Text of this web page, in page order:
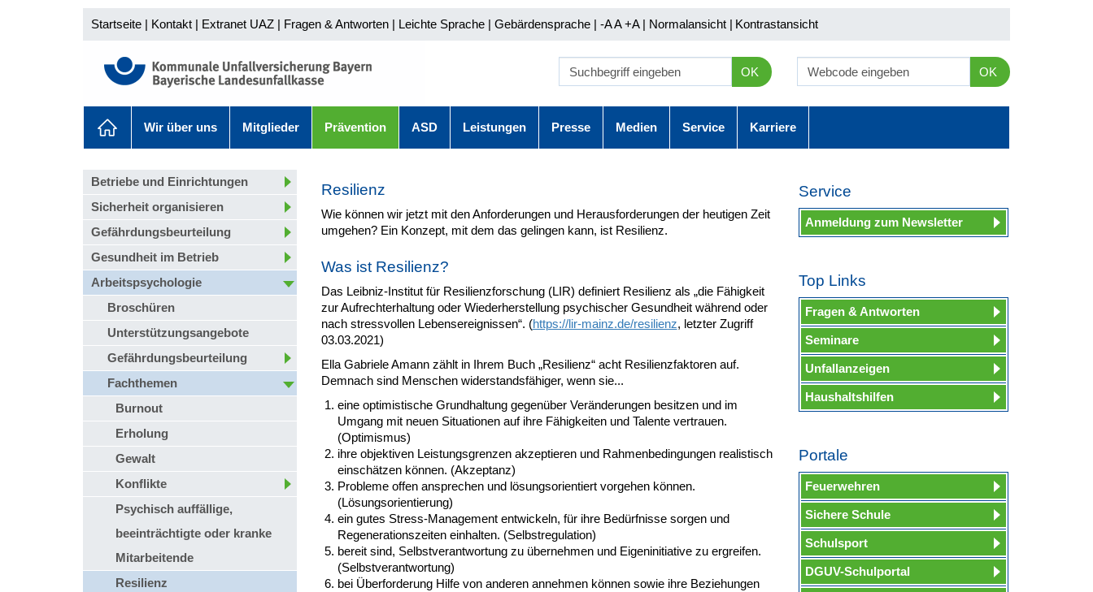
Startseite | Kontakt | Extranet UAZ | Fragen & Antworten | Leichte Sprache | Gebärdensprache | -A A+A | Normalansicht | Kontrastansicht
OK OK
Wir über uns Mitglieder Prävention ASD Leistungen Presse Medien Service Karriere
Betriebe und Einrichtungen
Sicherheit organisieren
Gefährdungsbeurteilung
Gesundheit im Betrieb
Arbeitspsychologie
Broschüren
Unterstützungsangebote
Gefährdungsbeurteilung
Fachthemen
Burnout
Erholung
Gewalt
Konflikte
Psychisch auffällige,
beeinträchtigte oder kranke
Mitarbeitende
Resilienz
Resilienz
Wie können wir jetzt mit den Anforderungen und Herausforderungen der heutigen Zeit
umgehen? Ein Konzept, mit dem das gelingen kann, ist Resilienz.
Was ist Resilienz?
Das Leibniz-Institut für Resilienzforschung (LIR) definiert Resilienz als „die Fähigkeit
zur Aufrechterhaltung oder Wiederherstellung psychischer Gesundheit während oder
nach stressvollen Lebensereignissen“. (https://lir-mainz.de/resilienz, letzter Zugriff
03.03.2021)
Ella Gabriele Amann zählt in Ihrem Buch „Resilienz“ acht Resilienzfaktoren auf.
Demnach sind Menschen widerstandsfähiger, wenn sie...
eine optimistische Grundhaltung gegenüber Veränderungen besitzen und im
Umgang mit neuen Situationen auf ihre Fähigkeiten und Talente vertrauen.
(Optimismus)
ihre objektiven Leistungsgrenzen akzeptieren und Rahmenbedingungen realistisch
einschätzen können. (Akzeptanz)
Probleme offen ansprechen und lösungsorientiert vorgehen können.
(Lösungsorientierung)
ein gutes Stress-Management entwickeln, für ihre Bedürfnisse sorgen und
Regenerationszeiten einhalten. (Selbstregulation)
bereit sind, Selbstverantwortung zu übernehmen und Eigeninitiative zu ergreifen.
(Selbstverantwortung)
bei Überforderung Hilfe von anderen annehmen können sowie ihre Beziehungen
Service
Anmeldung zum Newsletter
Top Links
Fragen & Antworten
Seminare
Unfallanzeigen
Haushaltshilfen
Portale
Feuerwehren
Sichere Schule
Schulsport
DGUV-Schulportal